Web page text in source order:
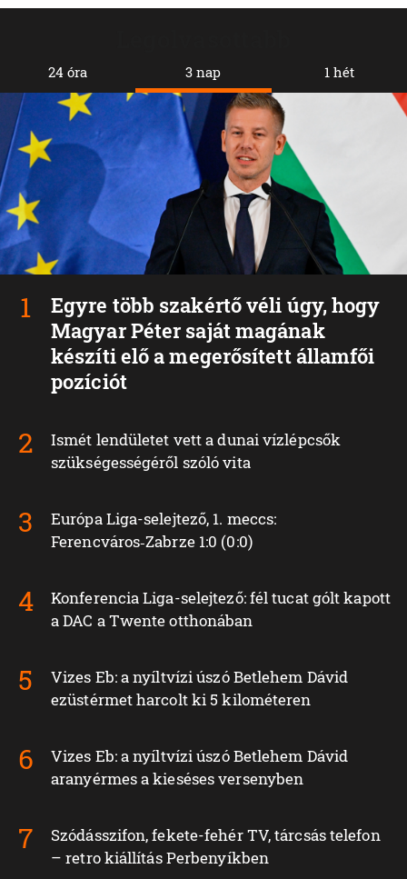
24 óra 3 nap
Egyre több szakértő véli úgy, hogy
Magyar Péter saját magának
készíti elő a megerősített államfői
pozíciót
Ismét lendületet vett a dunai vízlépcsők
szükségességéről szóló vita
Európa Liga-selejtező, 1. meccs:
Ferencváros‑Zabrze 1:0 (0:0)
Konferencia Liga-selejtező: fél tucat gólt kapott
a DAC a Twente otthonában
Vizes Eb: a nyíltvízi úszó Betlehem Dávid
ezüstérmet harcolt ki 5 kilométeren
Vizes Eb: a nyíltvízi úszó Betlehem Dávid
aranyérmes a kieséses versenyben
Szódásszifon, fekete-fehér TV, tárcsás telefon
– retro kiállítás Perbenyíkben
1 hét